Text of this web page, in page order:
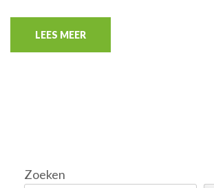
LEES MEER
Zoeken